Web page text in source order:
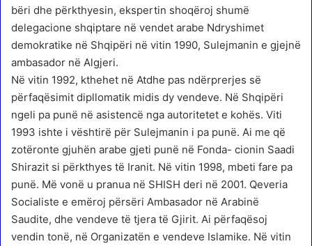
bëri dhe përkthyesin, ekspertin shoqëroj shumë
delegacione shqiptare në vendet arabe Ndryshimet
demokratike në Shqipëri në vitin 1990, Sulejmanin e gjejnë
ambasador në Algjeri.
Në vitin 1992, kthehet në Atdhe pas ndërprerjes së
përfaqësimit dipllomatik midis dy vendeve. Në Shqipëri
ngeli pa punë në asistencë nga autoritetet e kohës. Viti
1993 ishte i vështirë për Sulejmanin i pa punë. Ai me që
zotëronte gjuhën arabe gjeti punë në Fonda- cionin Saadi
Shirazit si përkthyes të Iranit. Në vitin 1998, mbeti fare pa
punë. Më vonë u pranua në SHISH deri në 2001. Qeveria
Socialiste e emëroj përsëri Ambasador në Arabinë
Saudite, dhe vendeve të tjera të Gjirit. Ai përfaqësoj
vendin tonë, në Organizatën e vendeve Islamike. Në vitin